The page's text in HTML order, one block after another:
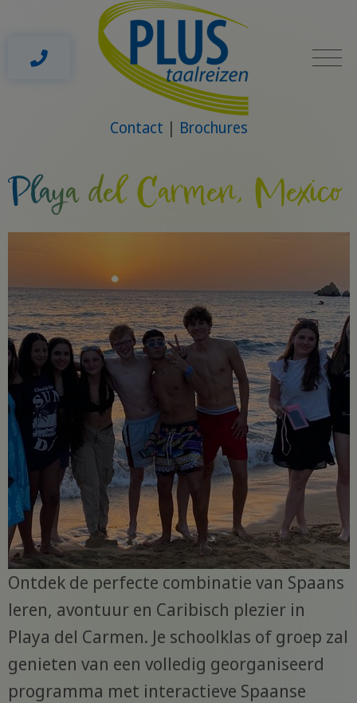
Contact Brochures
Playa del Carmen, Mexico
Ontdek de perfecte combinatie van Spaans
leren, avontuur en Caribisch plezier in
Playa del Carmen. Je schoolklas of groep zal
genieten van een volledig georganiseerd
programma met interactieve Spaanse